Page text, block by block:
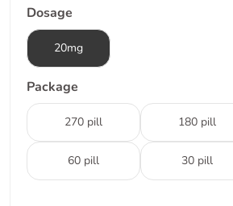
Dosage
20mg
Package
270 pill 180 pill
60 pill 30 pill